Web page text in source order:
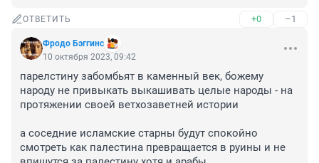
ОТВЕТИТЬ +0 –1
Фродо Бэггинс
10 октября 2023, 09:42
парелстину забомбьят в каменный век, божему
народу не привыкать выкашивать целые народы - на
протяжении своей ветхозаветней истории
а соседние исламские старны будут спокойно
смотреть как палестина превращается в руины и не